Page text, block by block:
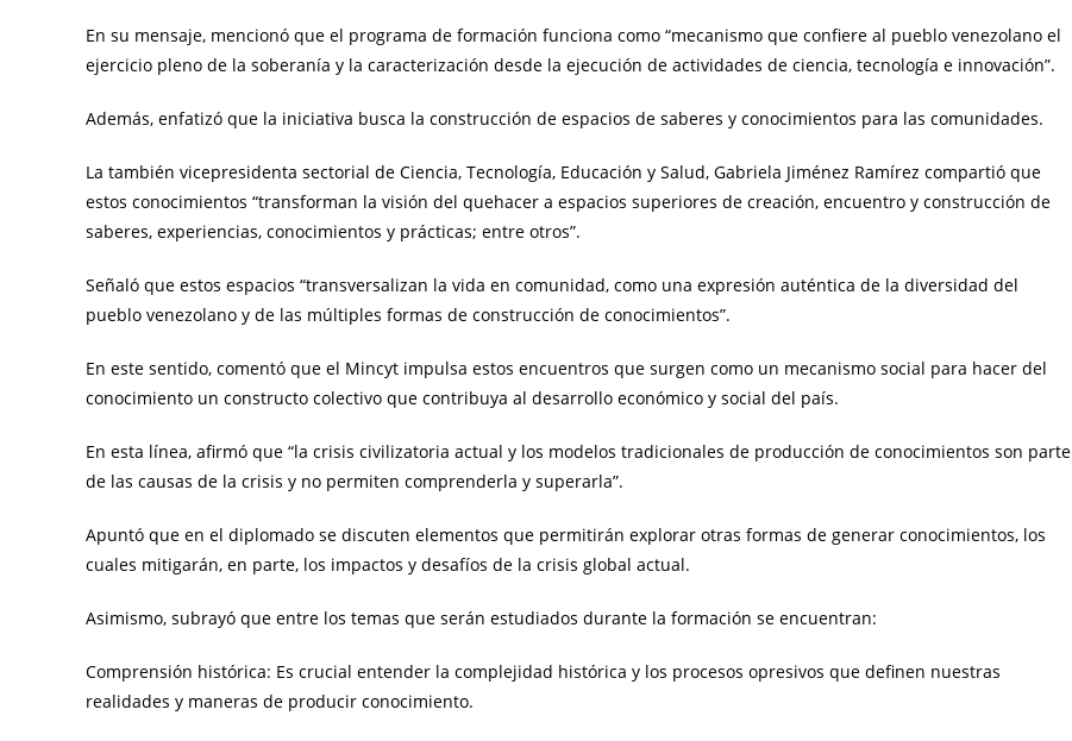
En su mensaje, mencionó que el programa de formación funciona como “mecanismo que confiere al pueblo venezolano el
ejercicio pleno de la soberanía y la caracterización desde la ejecución de actividades de ciencia, tecnología e innovación”.
Además, enfatizó que la iniciativa busca la construcción de espacios de saberes y conocimientos para las comunidades.
La también vicepresidenta sectorial de Ciencia, Tecnología, Educación y Salud, Gabriela Jiménez Ramírez compartió que
estos conocimientos “transforman la visión del quehacer a espacios superiores de creación, encuentro y construcción de
saberes, experiencias, conocimientos y prácticas; entre otros”.
Señaló que estos espacios “transversalizan la vida en comunidad, como una expresión auténtica de la diversidad del
pueblo venezolano y de las múltiples formas de construcción de conocimientos”.
En este sentido, comentó que el Mincyt impulsa estos encuentros que surgen como un mecanismo social para hacer del
conocimiento un constructo colectivo que contribuya al desarrollo económico y social del país.
En esta línea, afirmó que “la crisis civilizatoria actual y los modelos tradicionales de producción de conocimientos son parte
de las causas de la crisis y no permiten comprenderla y superarla”.
Apuntó que en el diplomado se discuten elementos que permitirán explorar otras formas de generar conocimientos, los
cuales mitigarán, en parte, los impactos y desafíos de la crisis global actual.
Asimismo, subrayó que entre los temas que serán estudiados durante la formación se encuentran:
Comprensión histórica: Es crucial entender la complejidad histórica y los procesos opresivos que definen nuestras
realidades y maneras de producir conocimiento.